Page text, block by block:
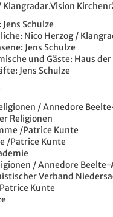
Klangradar.Vision
Schulze
Nico Herzog /
Jens Schulze
und Gäste: Haus
Jens Schulze
/ Annedore
Religionen
/Patrice Kunte
/Patrice Kunte
/ Annedore
Verband
Kunte